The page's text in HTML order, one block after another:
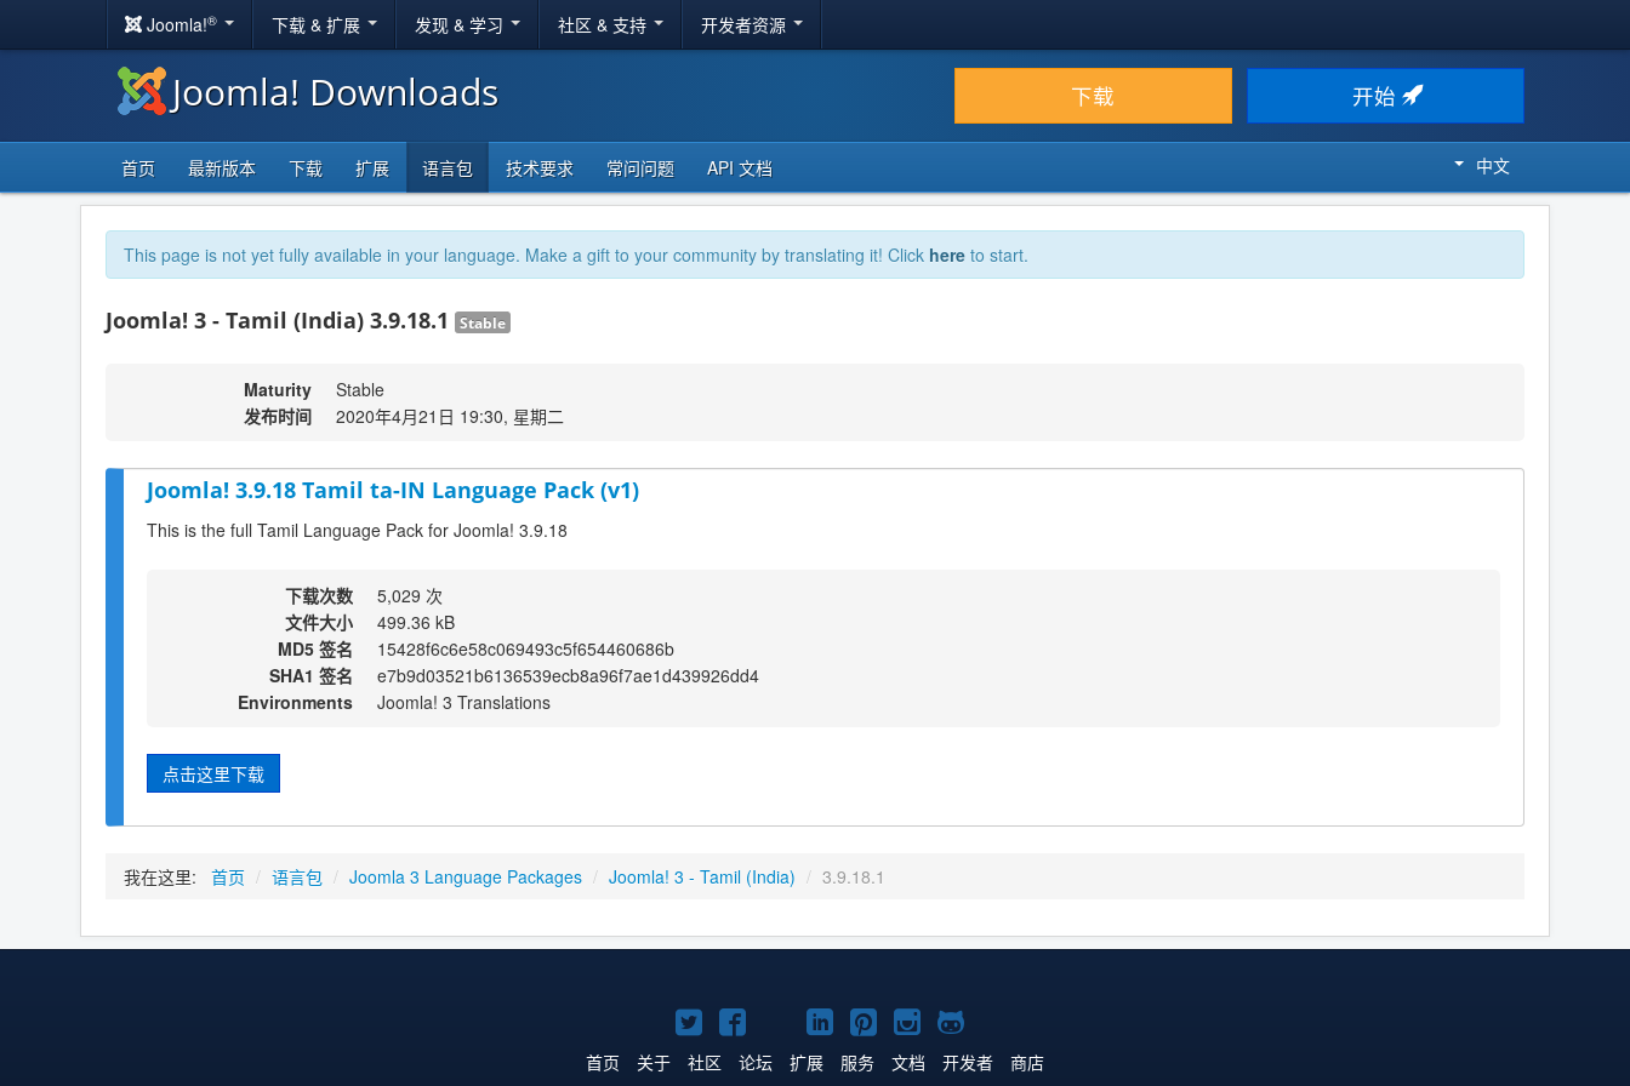
Joomla!® 下载 & 扩展 发现 & 学习 社区 & 支持 开发者资源
Joomla! Downloads 下载 开始
首页 最新版本 下载 扩展 语言包 技术要求 常问问题 API 文档 中文
This page is not yet fully available in your language. Make a gift to your community by translating it! Click here to start.
Joomla! 3 - Tamil (India) 3.9.18.1 Stable
Maturity
Stable
发布时间
2020年4月21日 19:30, 星期二
Joomla! 3.9.18 Tamil ta-IN Language Pack (v1)
This is the full Tamil Language Pack for Joomla! 3.9.18
下载次数
5,029 次
文件大小
499.36 kB
MD5 签名
15428f6c6e58c069493c5f654460686b
SHA1 签名
e7b9d03521b6136539ecb8a96f7ae1d439926dd4
Environments
Joomla! 3 Translations
点击这里下载
我在这里: 首页 / 语言包 / Joomla 3 Language Packages / Joomla! 3 - Tamil (India) / 3.9.18.1
Twitter
主
Facebook
主
YouTube
主
LinkedIn
主
Pinterest
主
Instagram
主
GitHub
主
首页 关于 社区 论坛 扩展 服务 文档 开发者 商店